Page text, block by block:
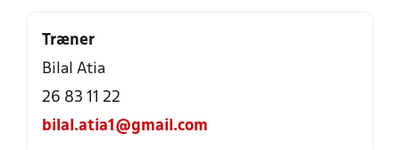
Træner
Bilal Atia
26 83 11 22
bilal.atia1@gmail.com